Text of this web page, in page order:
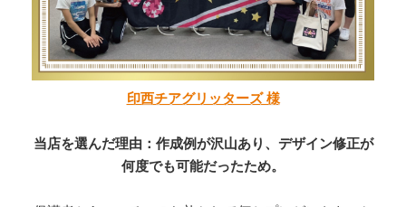
印西チアグリッターズ 様
当店を選んだ理由：作成例が沢山あり、デザイン修正が
何度でも可能だったため。